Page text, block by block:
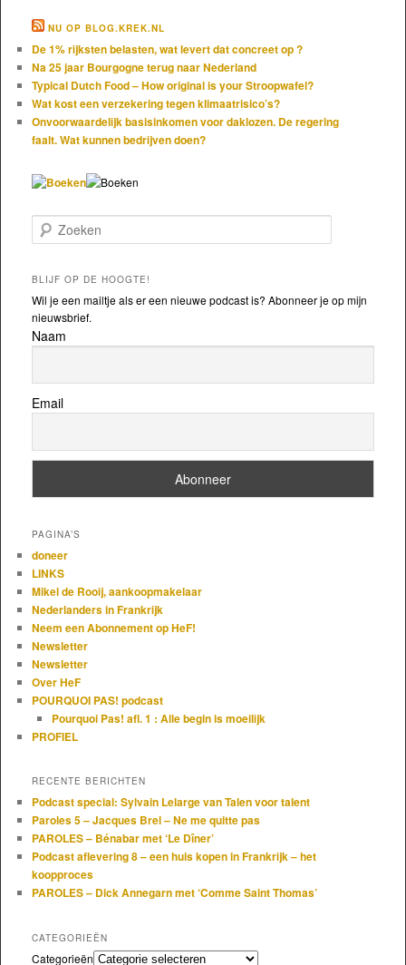
NU OP BLOG.KREK.NL
De 1% rijksten belasten, wat levert dat concreet op ?
Na 25 jaar Bourgogne terug naar Nederland
Typical Dutch Food – How original is your Stroopwafel?
Wat kost een verzekering tegen klimaatrisico’s?
Onvoorwaardelijk basisinkomen voor daklozen. De regering
faalt. Wat kunnen bedrijven doen?
Zoeken
BLIJF OP DE HOOGTE!
Wil je een mailtje als er een nieuwe podcast is? Abonneer je op mijn
nieuwsbrief.
Naam
Email
PAGINA’S
doneer
LINKS
Mikel de Rooij, aankoopmakelaar
Nederlanders in Frankrijk
Neem een Abonnement op HeF!
Newsletter
Newsletter
Over HeF
POURQUOI PAS! podcast
Pourquoi Pas! afl. 1 : Alle begin is moeilijk
PROFIEL
RECENTE BERICHTEN
Podcast special: Sylvain Lelarge van Talen voor talent
Paroles 5 – Jacques Brel – Ne me quitte pas
PAROLES – Bénabar met ‘Le Dîner’
Podcast aflevering 8 – een huis kopen in Frankrijk – het
koopproces
PAROLES – Dick Annegarn met ‘Comme Saint Thomas’
CATEGORIEËN
Categorieën